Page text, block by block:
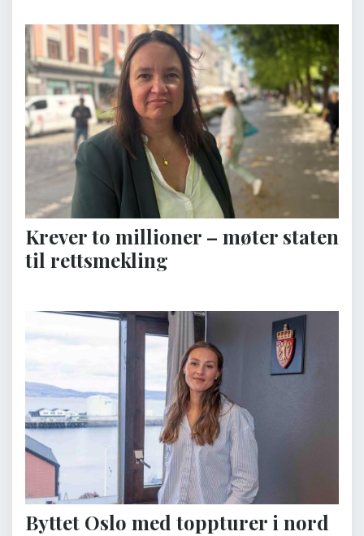
Krever to millioner – møter staten
til rettsmekling
Byttet Oslo med toppturer i nord